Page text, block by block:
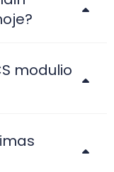
modulio